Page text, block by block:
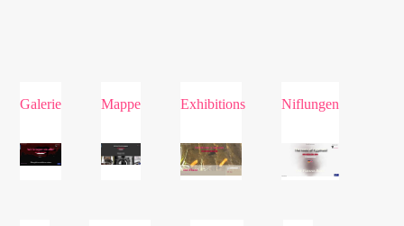
Galerie Mappe Exhibitions Niflungen